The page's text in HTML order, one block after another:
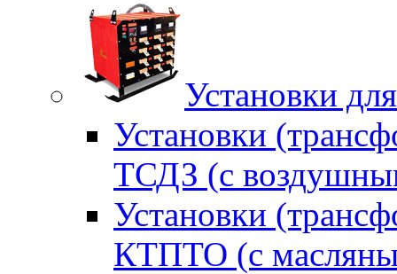
Установки
Установки
ТСДЗ (c
Установки
КТПТО (c